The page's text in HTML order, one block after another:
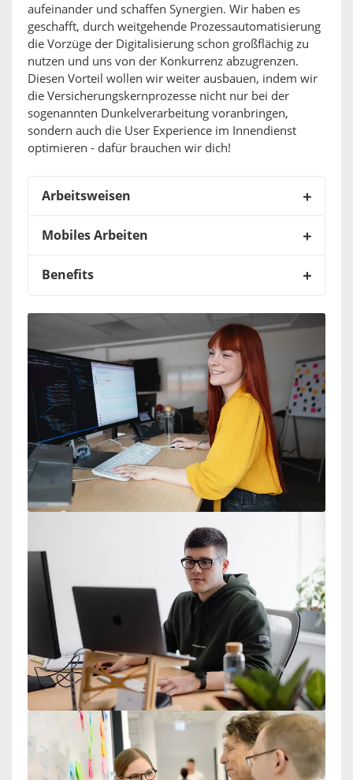
aufeinander und schaffen Synergien. Wir haben es
geschafft, durch weitgehende Prozessautomatisierung
die Vorzüge der Digitalisierung schon großflächig zu
nutzen und uns von der Konkurrenz abzugrenzen.
Diesen Vorteil wollen wir weiter ausbauen, indem wir
die Versicherungskernprozesse nicht nur bei der
sogenannten Dunkelverarbeitung voranbringen,
sondern auch die User Experience im Innendienst
optimieren - dafür brauchen wir dich!
Arbeitsweisen
Mobiles Arbeiten
Benefits